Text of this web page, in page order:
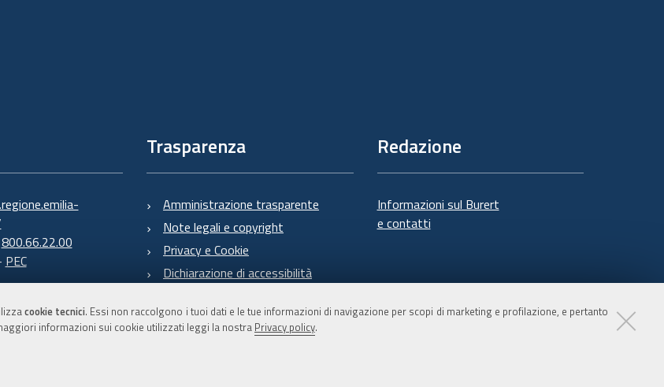
cookie tecnici. Essi non raccolgono i tuoi dati e le tue informazioni di navigazione per scopi di marketing e profilazione, e pertanto
informazioni sui cookie utilizzati leggi la nostra Privacy policy.
800.66.22.00
PEC
Trasparenza
Amministrazione trasparente
Note legali e copyright
Privacy e Cookie
Dichiarazione di accessibilità
Redazione
Informazioni sul Burert
e contatti